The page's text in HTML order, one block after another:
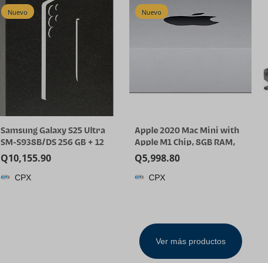
Nuevo
Samsung Galaxy S25 Ultra
SM-S938B/DS 256 GB + 12
GB RAM Smartphone AI,
desbloqueado de fábrica
GSM, modelo internacional
Q10,155.90
CPX
Nuevo
Apple 2020 Mac Mini with
Apple M1 Chip, 8GB RAM,
256GB SSD Storage – Silver
(Renewed)
Q5,998.80
CPX
Ver más productos